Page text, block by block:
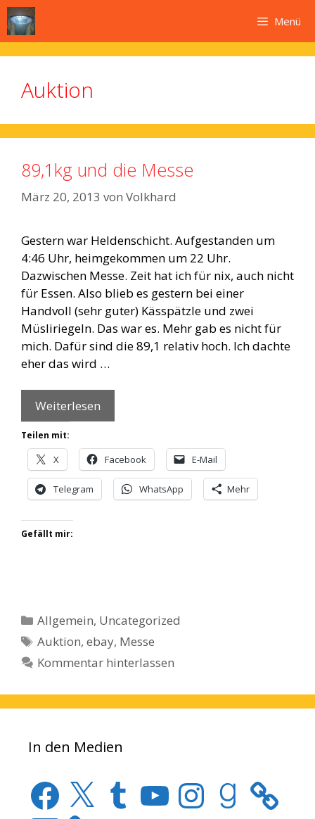
Zum
Inhalt
springen
Menü
Auktion
89,1kg und die Messe
März 20, 2013 von Volkhard
Gestern war Heldenschicht. Aufgestanden um
4:46 Uhr, heimgekommen um 22 Uhr.
Dazwischen Messe. Zeit hat ich für nix, auch nicht
für Essen. Also blieb es gestern bei einer
Handvoll (sehr guter) Kässpätzle und zwei
Müsliriegeln. Das war es. Mehr gab es nicht für
mich. Dafür sind die 89,1 relativ hoch. Ich dachte
eher das wird …
Weiterlesen
Teilen mit:
X Facebook E-Mail
Telegram WhatsApp Mehr
Gefällt mir:
Kategorien
Allgemein, Uncategorized
Schlagwörter
Auktion,ebay, Messe
Kommentar hinterlassen
In den Medien
Facebook
X TumblrYouTubeInstagramGoodreads